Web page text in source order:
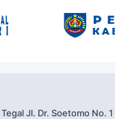
Jl. Dr. Soetomo No. 1